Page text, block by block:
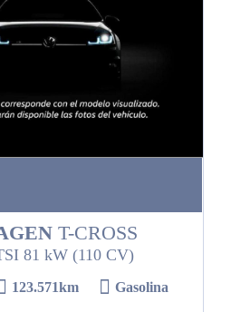
T-CROSS
81 kW (110 CV)
123.571km Gasolina